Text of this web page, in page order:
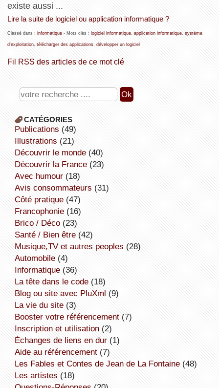
existe aussi ...
Lire la suite de logiciel ou application informatique ?
Classé dans : informatique- Mots clés : logiciel informatique, application informatique, système
d'exploitation, télécharger des applications, développer un logiciel
Fil RSS des articles de ce mot clé
CATÉGORIES
publications (49)
illustrations (21)
découvrir le monde(40)
découvrir la France(23)
avec humour(18)
avis consommateurs (31)
côté pratique(47)
Francophonie(16)
Brico / Déco(23)
Santé / Bien être(42)
Musique,TV et autres peoples (28)
Automobile(4)
informatique(36)
la tête dans le code(18)
Blog ou site avec PluXml (9)
la vie du site(3)
booster votre référencement(7)
inscription et utilisation(2)
échanges de liens en dur(1)
aide au référencement(7)
Les Fables et Contes de Jean de La Fontaine(48)
Les artistes (18)